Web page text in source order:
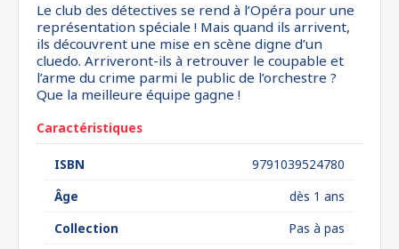
Le club des détectives se rend à l’Opéra pour une
représentation spéciale ! Mais quand ils arrivent,
ils découvrent une mise en scène digne d’un
cluedo. Arriveront-ils à retrouver le coupable et
l’arme du crime parmi le public de l’orchestre ?
Que la meilleure équipe gagne !
Caractéristiques
ISBN
9791039524780
Âge
dès 1 ans
Collection
Pas à pas